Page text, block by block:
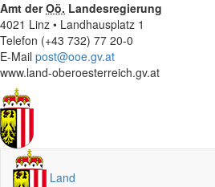
Amt derOö. Landesregierung
4021 Linz • Landhausplatz 1
Telefon (+43 732) 77 20-0
E-Mail post@ooe.gv.at
www.land-oberoesterreich.gv.at
Land